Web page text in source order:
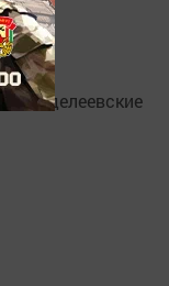
«Менделеевские